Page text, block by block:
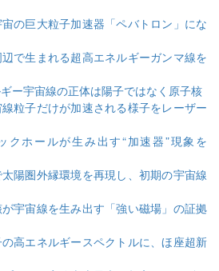
の巨大粒子加速器「ペバトロン」にな
で生まれる超高エネルギーガンマ線を
ー宇宙線の正体は陽子ではなく原子核
粒子だけが加速される様子をレーザー
クホールが生み出す“加速器”現象を
陽圏外縁環境を再現し、初期の宇宙線
宇宙線を生み出す「強い磁場」の証拠
高エネルギースペクトルに、ほ座超新